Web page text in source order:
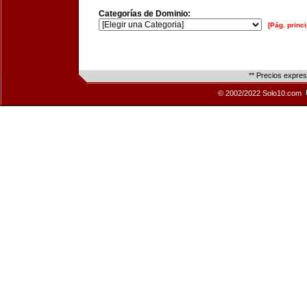
Categorías de Dominio:
[Pág.
** Precios
© 2002/2022 Solo10.com